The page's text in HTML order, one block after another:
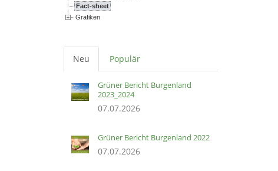
Fact-sheet
Grafiken
Neu Populär
Grüner Bericht Burgenland
2023_2024
07.07.2026
Grüner Bericht Burgenland 2022
07.07.2026